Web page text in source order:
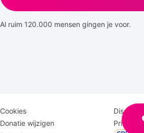
Al ruim 120.000 mensen gingen je voor.
Disclaimer
menu
Cookies
Disclaimer
Donatie wijzigen
Privacy
Logomenu